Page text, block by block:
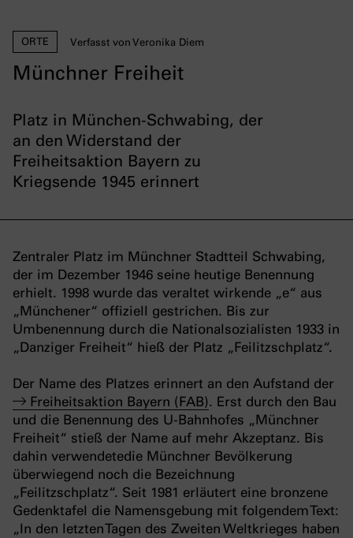
Münchner Freiheit
ORTE Verfasst von Veronika Diem
Platz in München-Schwabing, der
an den Widerstand der
Freiheitsaktion Bayern zu
Kriegsende 1945 erinnert
Zentraler Platz im Münchner Stadtteil Schwabing,
der im Dezember 1946 seine heutige Benennung
erhielt. 1998 wurde das veraltet wirkende „e“ aus
„Münchener“ offiziell gestrichen. Bis zur
Umbenennung durch die Nationalsozialisten 1933 in
„Danziger Freiheit“ hieß der Platz „Feilitzschplatz“.
Der Name des Platzes erinnert an den Aufstand der
Freiheitsaktion Bayern (FAB). Erst durch den Bau
und die Benennung des U-Bahnhofes „Münchner
Freiheit“ stieß der Name auf mehr Akzeptanz. Bis
dahin verwendetedie Münchner Bevölkerung
überwiegend noch die Bezeichnung
„Feilitzschplatz“. Seit 1981 erläutert eine bronzene
Gedenktafel die Namensgebung mit folgendem Text:
„In den letzten Tagen des Zweiten Weltkrieges haben